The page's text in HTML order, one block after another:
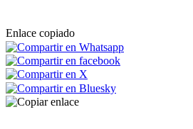
Enlace copiado